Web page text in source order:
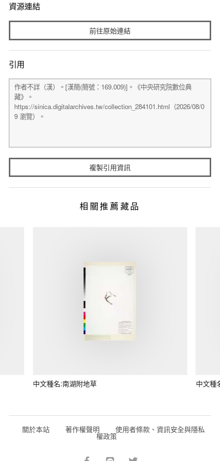
資源連結
前往原始連結
引用
複製引用資訊
相關推薦藏品
中文種名:南湖附地草 中文種
關於本站 著作權聲明 使用者條款、資訊安全與隱私
權政策